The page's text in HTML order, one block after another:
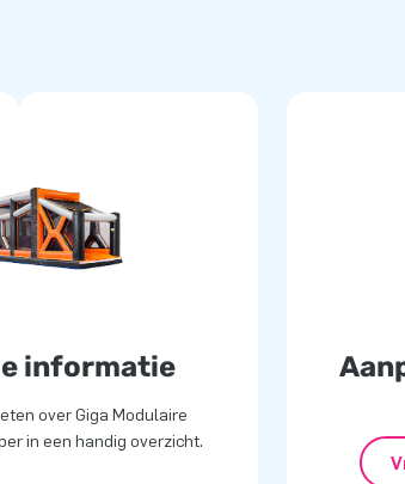
informatie
over Giga Modulaire
in een handig overzicht.